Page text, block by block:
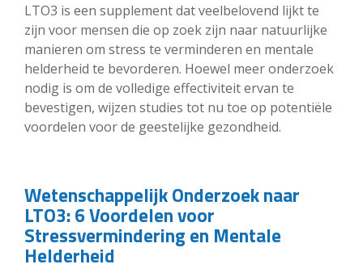
LTO3 is een supplement dat veelbelovend lijkt te
zijn voor mensen die op zoek zijn naar natuurlijke
manieren om stress te verminderen en mentale
helderheid te bevorderen. Hoewel meer onderzoek
nodig is om de volledige effectiviteit ervan te
bevestigen, wijzen studies tot nu toe op potentiële
voordelen voor de geestelijke gezondheid.
Wetenschappelijk Onderzoek naar
LTO3: 6 Voordelen voor
Stressvermindering en Mentale
Helderheid